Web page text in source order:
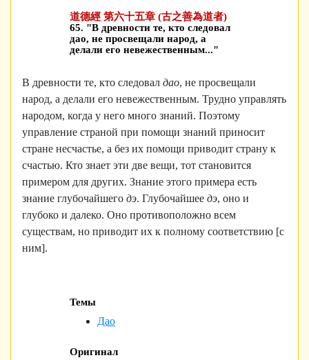
道德經 第六十五章 (古之善為道者)
65. "В древности те, кто следовал
дао, не просвещали народ, а
делали его невежествен­ным..."
В древности те, кто следовал дао, не просвещали
народ, а делали его невежествен­ным. Трудно управлять
народом, когда у не­го много знаний. Поэтому
управление стра­ной при помощи знаний приносит
стране не­счастье, а без их помощи приводит страну к
счастью. Кто знает эти две вещи, тот стано­вится
примером для других. Знание этого примера есть
знание глубочайшего дэ. Глубо­чайшее дэ, оно и
глубоко и далеко. Оно про­тивоположно всем
существам, но приводит их к полному соответствию [с
ним].
Темы
Дао
Оригинал